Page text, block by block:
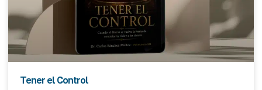
Tener el Control